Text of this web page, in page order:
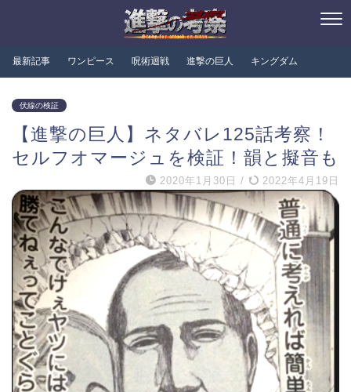
最新記事 ワンピース 呪術迴戦 進撃の巨人 キングダム
伏線の検証
【進撃の巨人】ネタバレ125話考察！
セルフオマージュを検証！韻と擬音も
2020年1月30日 / 2022年4月19日